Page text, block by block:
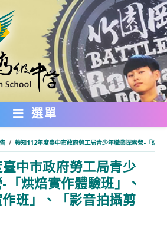
選單
/ 轉知112年度臺中市政府勞工局青少年職業探索營-「烘
中市政府勞工局青少
「烘焙實作體驗班」、
作班」、「影音拍攝剪